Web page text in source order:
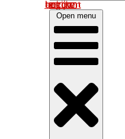
Log in om uw account te bekijken
Open menu